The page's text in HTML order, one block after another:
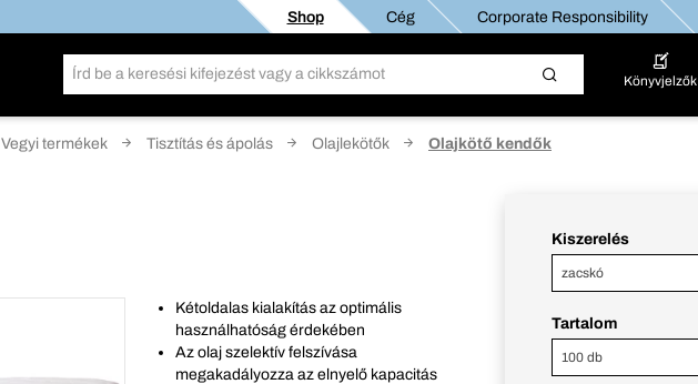
Shop Cég Corporate Responsibility
Könyvjelzők
Vegyi termékek Tisztítás és ápolás Olajlekötők Olajkötő kendők
Kétoldalas kialakítás az optimális
használhatóság érdekében
Az olaj szelektív felszívása
megakadályozza az elnyelő kapacitás
Kiszerelés
zacskó
Tartalom
100 db